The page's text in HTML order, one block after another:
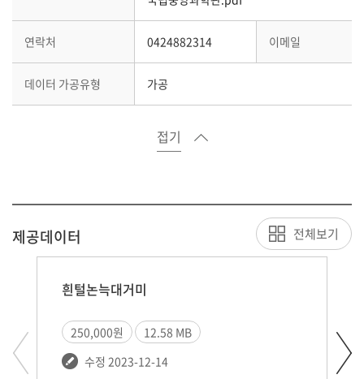
연락처 0424882314 이메일
데이터 가공유형 가공
접기
제공데이터
흰털논늑대거미
250,000원
12.58 MB
수정 2023-12-14
전체보기